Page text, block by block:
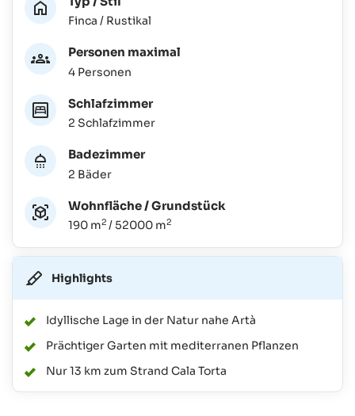
Finca / Rustikal
Personen maximal
4 Personen
Schlafzimmer
2 Schlafzimmer
Badezimmer
2 Bäder
Wohnfläche / Grundstück
190 m2 / 52000 m2
Highlights
Idyllische Lage in der Natur nahe Artà
Prächtiger Garten mit mediterranen Pflanzen
Nur 13 km zum Strand Cala Torta